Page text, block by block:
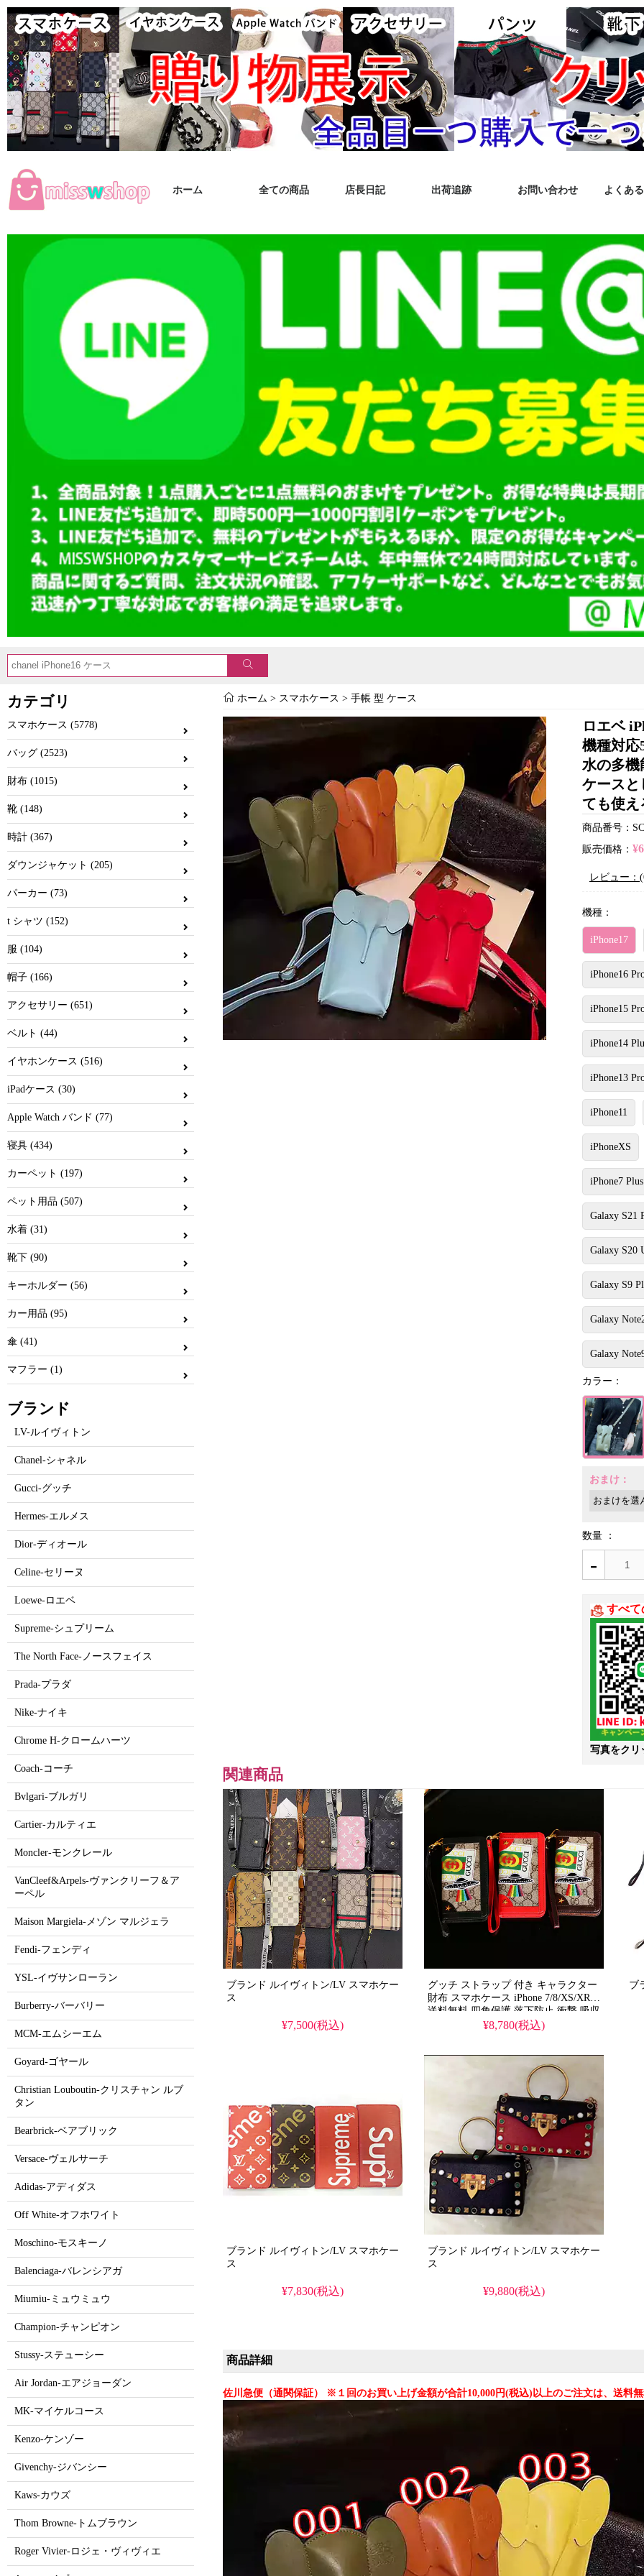
ホーム 全ての商品 店長日記 出荷追跡 お問い合わせ よくあ
カテゴリ
スマホケース (5778)
バッグ (2523)
財布 (1015)
靴 (148)
時計 (367)
ダウンジャケット (205)
パーカー (73)
t シャツ (152)
服 (104)
帽子 (166)
アクセサリー (651)
ベルト (44)
イヤホンケース (516)
iPadケース (30)
Apple Watch バンド (77)
寝具 (434)
カーペット (197)
ペット用品 (507)
水着 (31)
靴下 (90)
キーホルダー (56)
カー用品 (95)
傘 (41)
マフラー (1)
ブランド
LV-ルイヴィトン
Chanel-シャネル
Gucci-グッチ
Hermes-エルメス
Dior-ディオール
Celine-セリーヌ
Loewe-ロエベ
Supreme-シュプリーム
The North Face-ノースフェイス
Prada-プラダ
Nike-ナイキ
Chrome H-クロームハーツ
Coach-コーチ
Bvlgari-ブルガリ
Cartier-カルティエ
Moncler-モンクレール
VanCleef&Arpels-ヴァンクリーフ＆ア
ーペル
Maison Margiela-メゾン マルジェラ
Fendi-フェンディ
YSL-イヴサンローラン
Burberry-バーバリー
MCM-エムシーエム
Goyard-ゴヤール
Christian Louboutin-クリスチャン ルブ
タン
Bearbrick-ベアブリック
Versace-ヴェルサーチ
Adidas-アディダス
Off White-オフホワイト
Moschino-モスキーノ
Balenciaga-バレンシアガ
Miumiu-ミュウミュウ
Champion-チャンピオン
Stussy-ステューシー
Air Jordan-エアジョーダン
MK-マイケルコース
Kenzo-ケンゾー
Givenchy-ジバンシー
Kaws-カウズ
Thom Browne-トムブラウン
Roger Vivier-ロジェ・ヴィヴィエ
ホーム > スマホケース > 手帳 型 ケース
ロエベ
機種対応
水の多機
ケースと
ても使え
商品番号：
販売価格：
レビュー：
機種：
iPhone17
iPhone16
iPhone15
iPhone14
iPhone13
iPhone11
iPhoneXS
iPhone7 Plus
Galaxy S21
Galaxy S20
Galaxy S9
Galaxy
Galaxy
カラー：
おまけ：
数量 ：
-
すべて
写真をクリ
関連商品
ブランド ルイヴィトン/LV スマホケー
ス
¥7,500(税込)
グッチ ストラップ 付き キャラクター
財布 スマホケース iPhone 7/8/XS/XR
送料無料 四角保護 落下防止 衝撃 吸収
¥8,780(税込)
ブランド ルイヴィトン/LV スマホケー
ス
¥7,830(税込)
ブランド ルイヴィトン/LV スマホケー
ス
¥9,880(税込)
商品詳細
佐川急便（通関保証） ※１回のお買い上げ金額が合計10,000円(税込)以上のご注文は、送料無